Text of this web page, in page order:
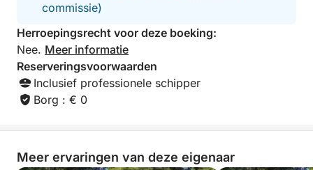
commissie)
Herroepingsrecht voor deze boeking:
Nee. Meer informatie
Reserveringsvoorwaarden
Inclusief professionele schipper
Borg : € 0
Meer ervaringen van deze eigenaar